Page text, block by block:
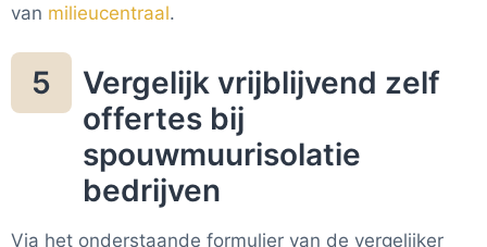
van milieucentraal.
5
Vergelijk vrijblijvend zelf
offertes bij
spouwmuurisolatie
bedrijven
Via het onderstaande formulier van de vergelijker